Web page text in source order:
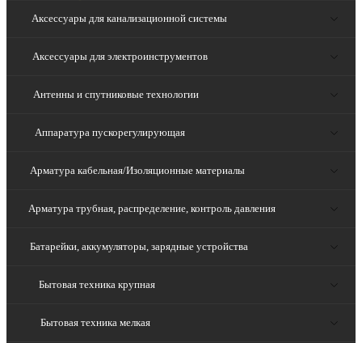
Аксессуары для канализационной системы
Аксессуары для электроинструментов
Антенны и спутниковые технологии
Аппаратура пускорегулирующая
Арматура кабельная/Изоляционные материалы
Арматура трубная, распределение, контроль давления
Батарейки, аккумуляторы, зарядные устройства
Бытовая техника крупная
Бытовая техника мелкая